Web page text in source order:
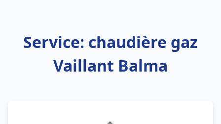
Service: chaudière gaz
Vaillant Balma